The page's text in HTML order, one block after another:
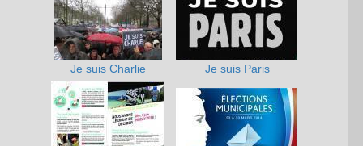
Je suis Charlie Je suis Paris